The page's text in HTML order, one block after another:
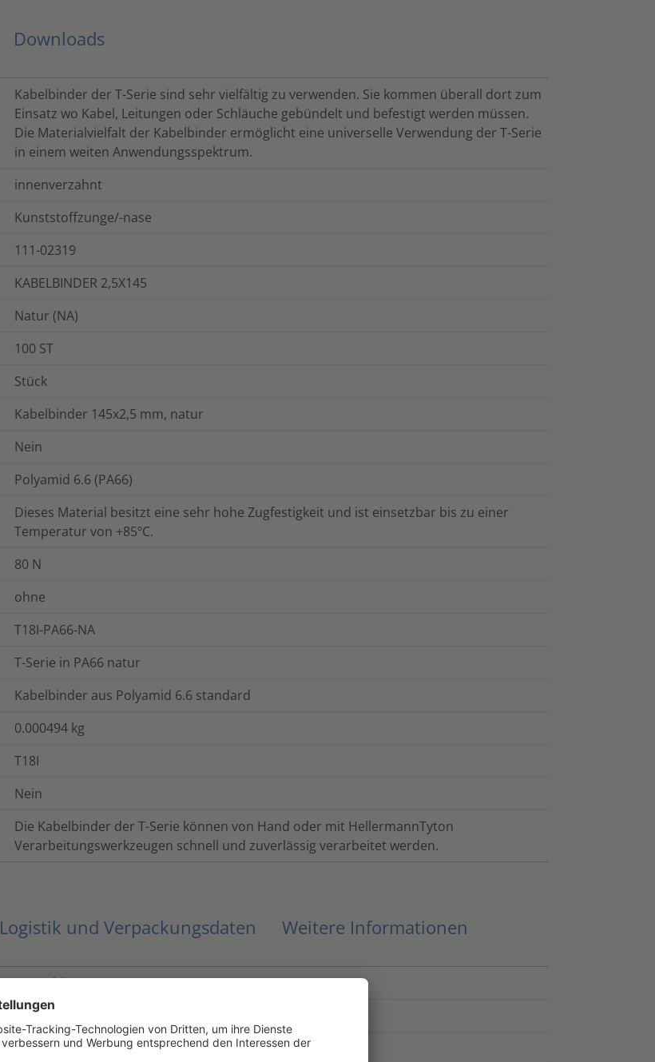
Downloads
Kabelbinder der T-Serie sind sehr vielfältig zu verwenden. Sie kommen überall dort zum
Einsatz wo Kabel, Leitungen oder Schläuche gebündelt und befestigt werden müssen.
Die Materialvielfalt der Kabelbinder ermöglicht eine universelle Verwendung der T-Serie
in einem weiten Anwendungsspektrum.
innenverzahnt
Kunststoffzunge/-nase
111-02319
KABELBINDER 2,5X145
Natur (NA)
100 ST
Stück
Kabelbinder 145x2,5 mm, natur
Nein
Polyamid 6.6 (PA66)
Dieses Material besitzt eine sehr hohe Zugfestigkeit und ist einsetzbar bis zu einer
Temperatur von +85ºC.
80 N
ohne
T18I-PA66-NA
T-Serie in PA66 natur
Kabelbinder aus Polyamid 6.6 standard
0.000494 kg
T18I
Nein
Die Kabelbinder der T-Serie können von Hand oder mit HellermannTyton
Verarbeitungswerkzeugen schnell und zuverlässig verarbeitet werden.
Logistik und Verpackungsdaten Weitere Informationen
-40 °C bis +85 °C
UL94 V2
Ja